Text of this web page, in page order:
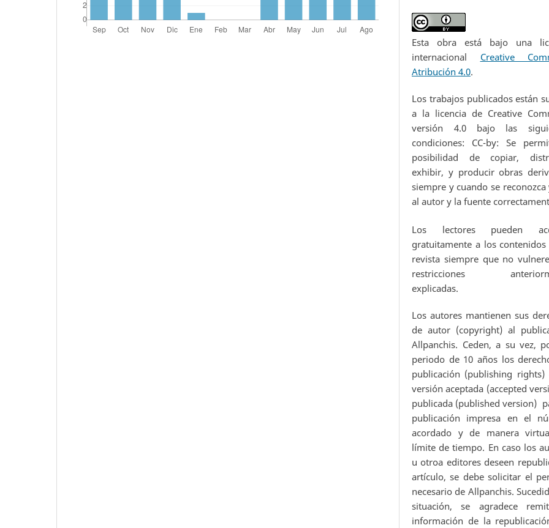
Esta obra está bajo una
internacional Creative
Atribución 4.0.
Los trabajos publicados están
a la licencia de Creative
versión 4.0 bajo las
condiciones: CC-by: Se
posibilidad de copiar,
exhibir, y producir obras
siempre y cuando se reconozca
al autor y la fuente
Los lectores pueden
gratuitamente a los
revista siempre que no
restricciones
explicadas.
Los autores mantienen sus
de autor (copyright) al
Allpanchis. Ceden, a su vez,
periodo de 10 años los
publicación (publishing rights)
versión aceptada (accepted
publicada (published version)
publicación impresa en el
acordado y de manera
límite de tiempo. En caso los
u otroa editores deseen
artículo, se debe solicitar el
necesario de Allpanchis.
situación, se agradece
información de la